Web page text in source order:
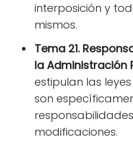
interposición y
mismos.
Tema 21.
la Administración
estipulan las
son
modificaciones.